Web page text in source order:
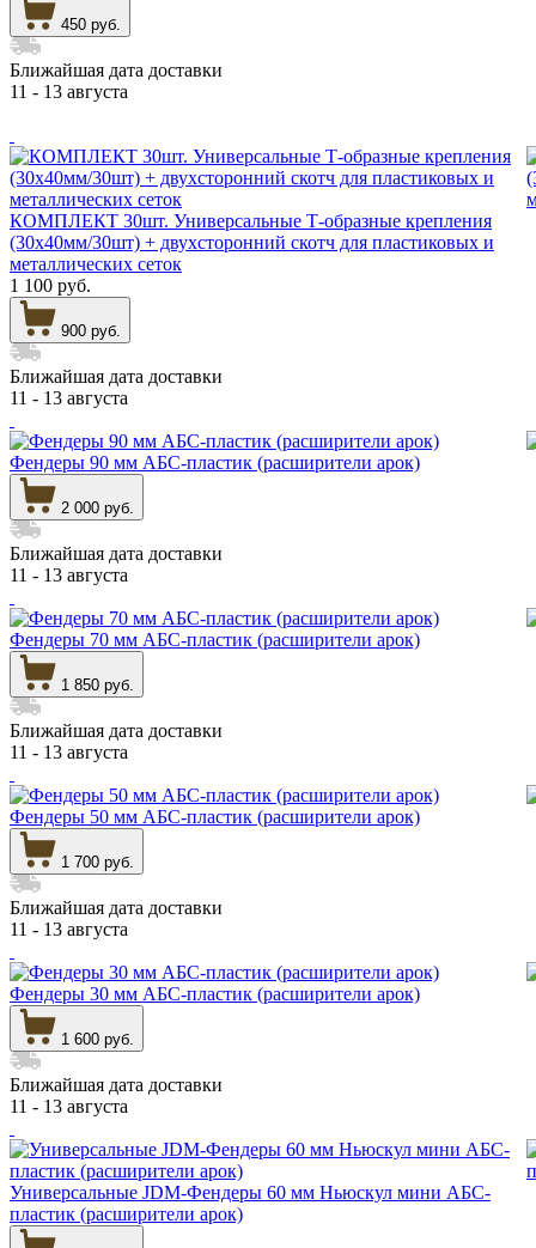
450 руб.
Ближайшая дата доставки
11 - 13 августа
КОМПЛЕКТ 30шт. Универсальные Т-образные крепления
(30х40мм/30шт) + двухсторонний скотч для пластиковых и
металлических сеток
1 100 руб.
900 руб.
Ближайшая дата доставки
11 - 13 августа
Фендеры 90 мм АБС-пластик (расширители арок)
2 000 руб.
Ближайшая дата доставки
11 - 13 августа
Фендеры 70 мм АБС-пластик (расширители арок)
1 850 руб.
Ближайшая дата доставки
11 - 13 августа
Фендеры 50 мм АБС-пластик (расширители арок)
1 700 руб.
Ближайшая дата доставки
11 - 13 августа
Фендеры 30 мм АБС-пластик (расширители арок)
1 600 руб.
Ближайшая дата доставки
11 - 13 августа
Универсальные JDM-Фендеры 60 мм Ньюскул мини АБС-
пластик (расширители арок)